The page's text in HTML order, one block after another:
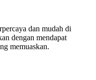
dan mudah di
dengan mendapat
memuaskan.